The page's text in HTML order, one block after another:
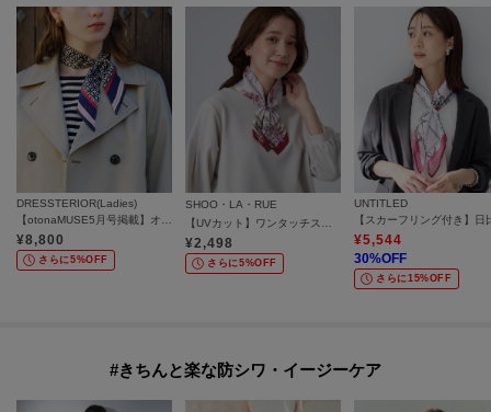
DRESSTERIOR(Ladies)
¥8,800
さらに5%OFF
SHOO・LA・RUE
¥2,498
さらに5%OFF
UNTITLED
¥5,544
30%OFF
さらに15%OFF
#きちんと楽な防シワ・イージーケア